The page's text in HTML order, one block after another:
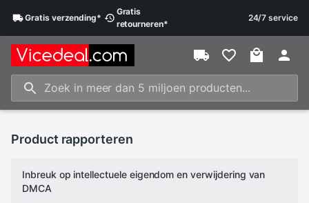
Gratisverzending*
Gratis
retourneren*
24/7 service
Product rapporteren
Inbreuk op intellectuele eigendom en verwijdering van
DMCA